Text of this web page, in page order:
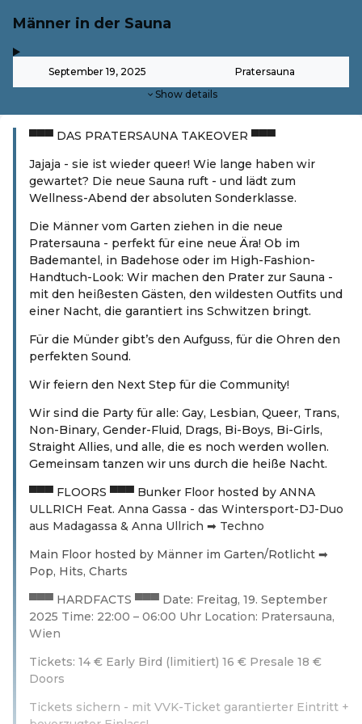
Männer in der Sauna
September 19, 2025 Pratersauna
Show details
▀▀▀ DAS PRATERSAUNA TAKEOVER ▀▀▀
Jajaja - sie ist wieder queer! Wie lange haben wir
gewartet? Die neue Sauna ruft - und lädt zum
Wellness-Abend der absoluten Sonderklasse.
Die Männer vom Garten ziehen in die neue
Pratersauna - perfekt für eine neue Ära! Ob im
Bademantel, in Badehose oder im High-Fashion-
Handtuch-Look: Wir machen den Prater zur Sauna -
mit den heißesten Gästen, den wildesten Outfits und
einer Nacht, die garantiert ins Schwitzen bringt.
Für die Münder gibt’s den Aufguss, für die Ohren den
perfekten Sound.
Wir feiern den Next Step für die Community!
Wir sind die Party für alle: Gay, Lesbian, Queer, Trans,
Non-Binary, Gender-Fluid, Drags, Bi-Boys, Bi-Girls,
Straight Allies, und alle, die es noch werden wollen.
Gemeinsam tanzen wir uns durch die heiße Nacht.
▀▀▀ FLOORS ▀▀▀ Bunker Floor hosted by ANNA
ULLRICH Feat. Anna Gassa - das Wintersport-DJ-Duo
aus Madagassa & Anna Ullrich ➡ Techno
Main Floor hosted by Männer im Garten/Rotlicht ➡
Pop, Hits, Charts
▀▀▀ HARDFACTS ▀▀▀ Date: Freitag, 19. September
2025 Time: 22:00 – 06:00 Uhr Location: Pratersauna,
Wien
Tickets: 14 € Early Bird (limitiert) 16 € Presale 18 €
Doors
Tickets sichern - mit VVK-Ticket garantierter Eintritt +